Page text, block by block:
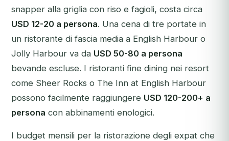
snapper alla griglia con riso e fagioli, costa circa
USD 12-20 a persona. Una cena di tre portate in
un ristorante di fascia media a English Harbour o
Jolly Harbour va da USD 50-80 a persona
bevande escluse. I ristoranti fine dining nei resort
come Sheer Rocks o The Inn at English Harbour
possono facilmente raggiungere USD 120-200+ a
persona con abbinamenti enologici.
I budget mensili per la ristorazione degli expat che